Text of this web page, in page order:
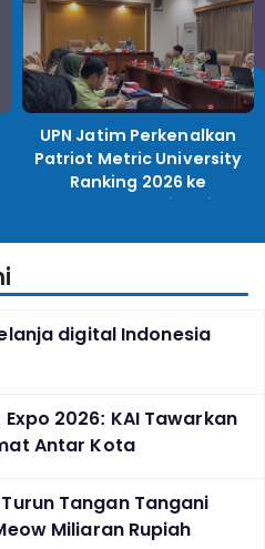
UPN Jatim Perkenalkan
Patriot Metric University
Ranking 2026 ke
Perguruan Tinggi
digital Indonesia
2026: KAI Tawarkan
Antar Kota
Tangan Tangani
Miliaran Rupiah